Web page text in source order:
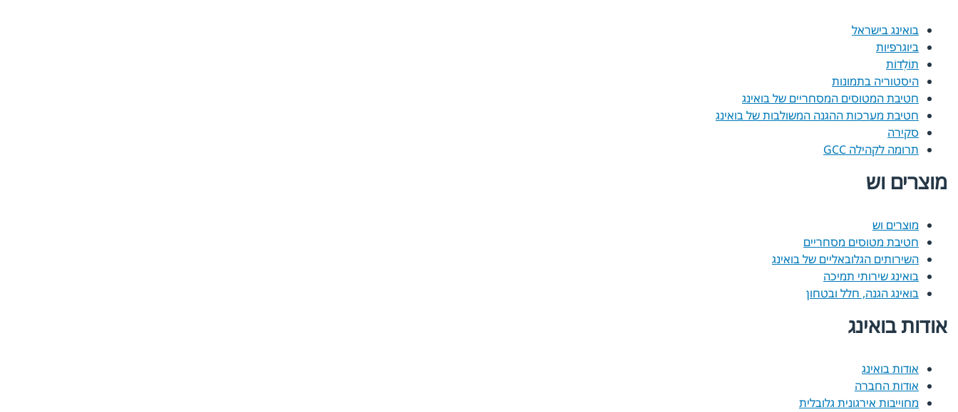
בואינג בישראל
ביוגרפיות
תוֹלְדוֹת
היסטוריה בתמונות
חטיבת המטוסים המסחריים של בואינג
חטיבת מערכות ההגנה המשולבות של בואינג
סקירה
תרומה לקהילה GCC
מוצרים וש
מוצרים וש
חטיבת מטוסים מסחריים
השירותים הגלובאליים של בואינג
בואינג שירותי תמיכה
בואינג הגנה, חלל ובטחון
אודות בואינג
אודות בואינג
אודות החברה
מחוייבות אירגונית גלובלית